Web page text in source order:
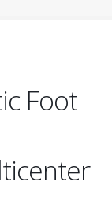
Foot